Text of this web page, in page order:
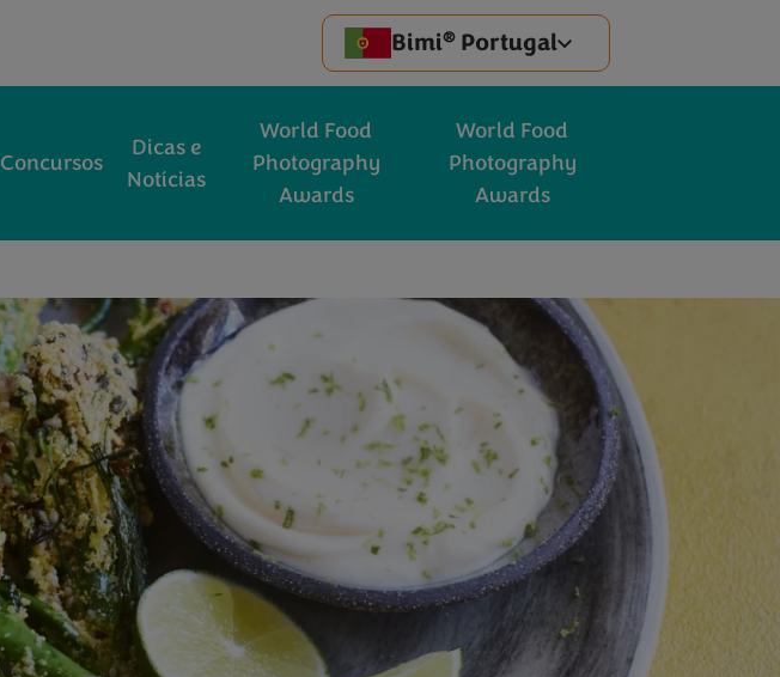
Bimi® Portugal
Concursos
Dicas e
Notícias
World Food
Photography
Awards
World Food
Photography
Awards